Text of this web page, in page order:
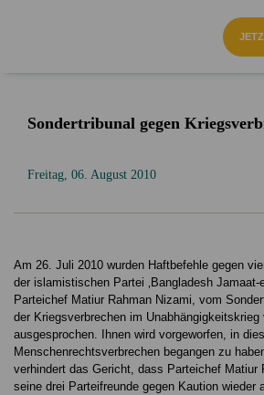
Sondertribunal gegen
Freitag, 06. August 2010
Am 26. Juli 2010 wurden Haftbefehle gegen
der islamistischen Partei ‚Bangladesh
Parteichef Matiur Rahman Nizami, vom
der Kriegsverbrechen im Unabhängigkeitskrieg
ausgesprochen. Ihnen wird vorgeworfen, in
Menschenrechtsverbrechen begangen zu
verhindert das Gericht, dass Parteichef Matiur
seine drei Parteifreunde gegen Kaution wieder